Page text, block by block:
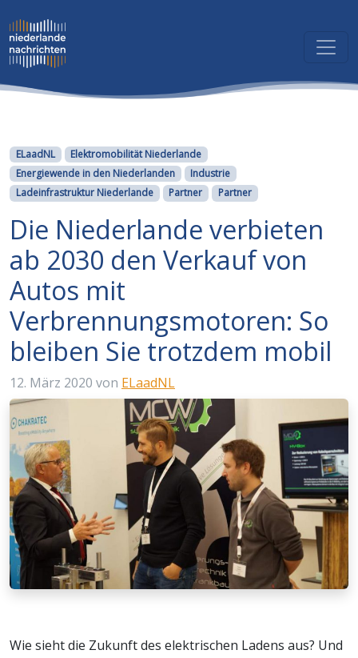
Kategorien
ELaadNL
Elektromobilität Niederlande
Energiewende in den Niederlanden
Industrie
Ladeinfrastruktur Niederlande
Partner Partner
Die Niederlande verbieten
ab 2030 den Verkauf von
Autos mit
Verbrennungsmotoren: So
bleiben Sie trotzdem mobil
12. März 2020 von ELaadNL
Wie sieht die Zukunft des elektrischen Ladens aus? Und